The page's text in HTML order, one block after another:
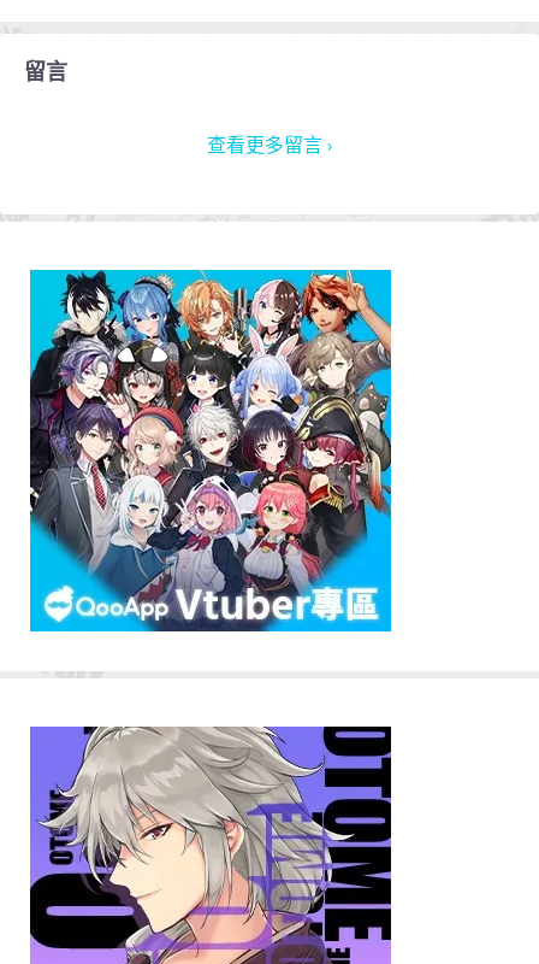
留言
查看更多留言 ›